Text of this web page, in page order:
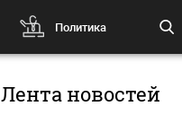
Политика
Лента новостей